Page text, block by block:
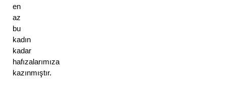
en
az
bu
kadın
kadar
hafızalarımıza